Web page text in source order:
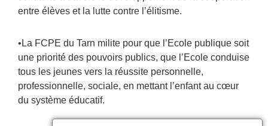
entre élèves et la lutte contre l’élitisme.
•La FCPE du Tarn milite pour que l’Ecole publique soit
une priorité des pouvoirs publics, que l’Ecole conduise
tous les jeunes vers la réussite personnelle,
professionnelle, sociale, en mettant l’enfant au cœur
du système éducatif.